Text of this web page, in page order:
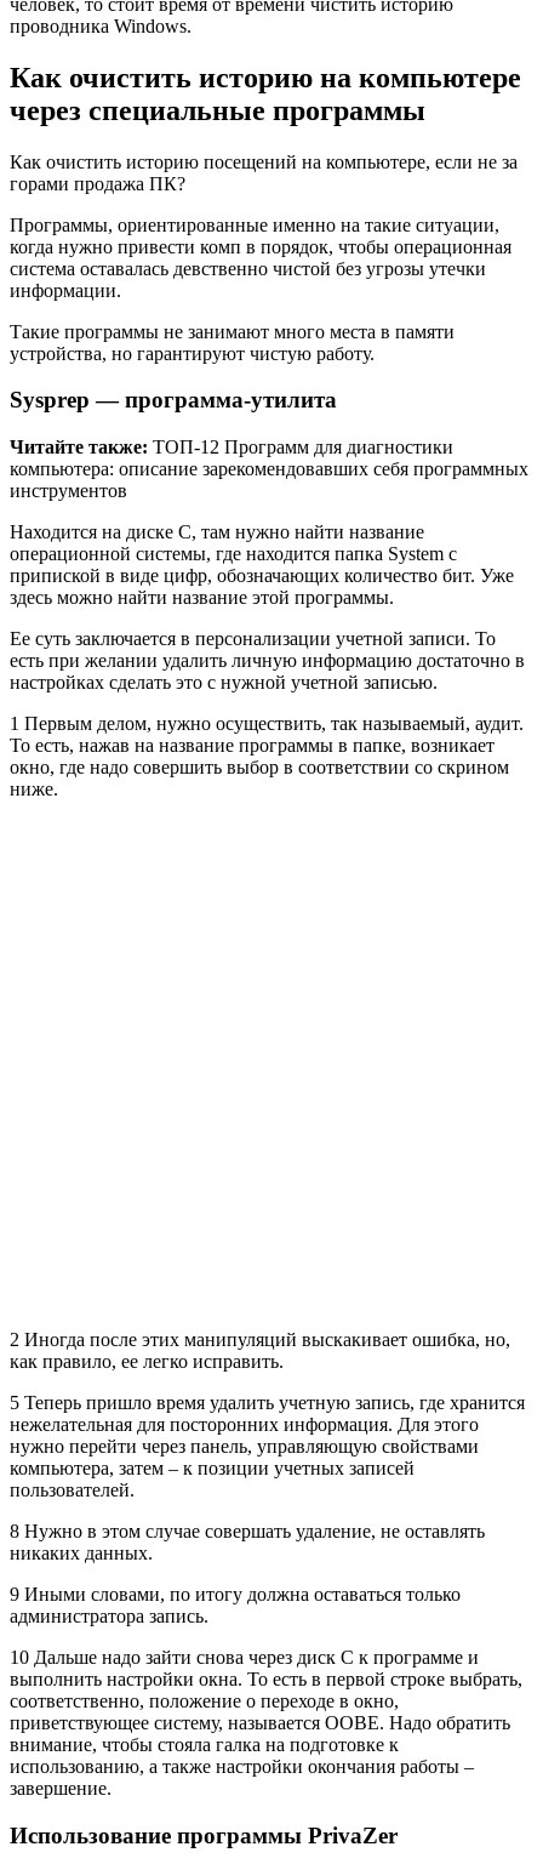
проводника Windows.
Как очистить историю на компьютере
через специальные программы
Как очистить историю посещений на компьютере, если не за
горами продажа ПК?
Программы, ориентированные именно на такие ситуации,
когда нужно привести комп в порядок, чтобы операционная
система оставалась девственно чистой без угрозы утечки
информации.
Такие программы не занимают много места в памяти
устройства, но гарантируют чистую работу.
Sysprep — программа-утилита
Читайте также: ТОП-12 Программ для диагностики
компьютера: описание зарекомендовавших себя программных
инструментов
Находится на диске С, там нужно найти название
операционной системы, где находится папка System с
припиской в виде цифр, обозначающих количество бит. Уже
здесь можно найти название этой программы.
Ее суть заключается в персонализации учетной записи. То
есть при желании удалить личную информацию достаточно в
настройках сделать это с нужной учетной записью.
1 Первым делом, нужно осуществить, так называемый, аудит.
То есть, нажав на название программы в папке, возникает
окно, где надо совершить выбор в соответствии со скрином
ниже.
2 Иногда после этих манипуляций выскакивает ошибка, но,
как правило, ее легко исправить.
5 Теперь пришло время удалить учетную запись, где хранится
нежелательная для посторонних информация. Для этого
нужно перейти через панель, управляющую свойствами
компьютера, затем – к позиции учетных записей
пользователей.
8 Нужно в этом случае совершать удаление, не оставлять
никаких данных.
9 Иными словами, по итогу должна оставаться только
администратора запись.
10 Дальше надо зайти снова через диск С к программе и
выполнить настройки окна. То есть в первой строке выбрать,
соответственно, положение о переходе в окно,
приветствующее систему, называется ООВЕ. Надо обратить
внимание, чтобы стояла галка на подготовке к
использованию, а также настройки окончания работы –
завершение.
Использование программы PrivaZer